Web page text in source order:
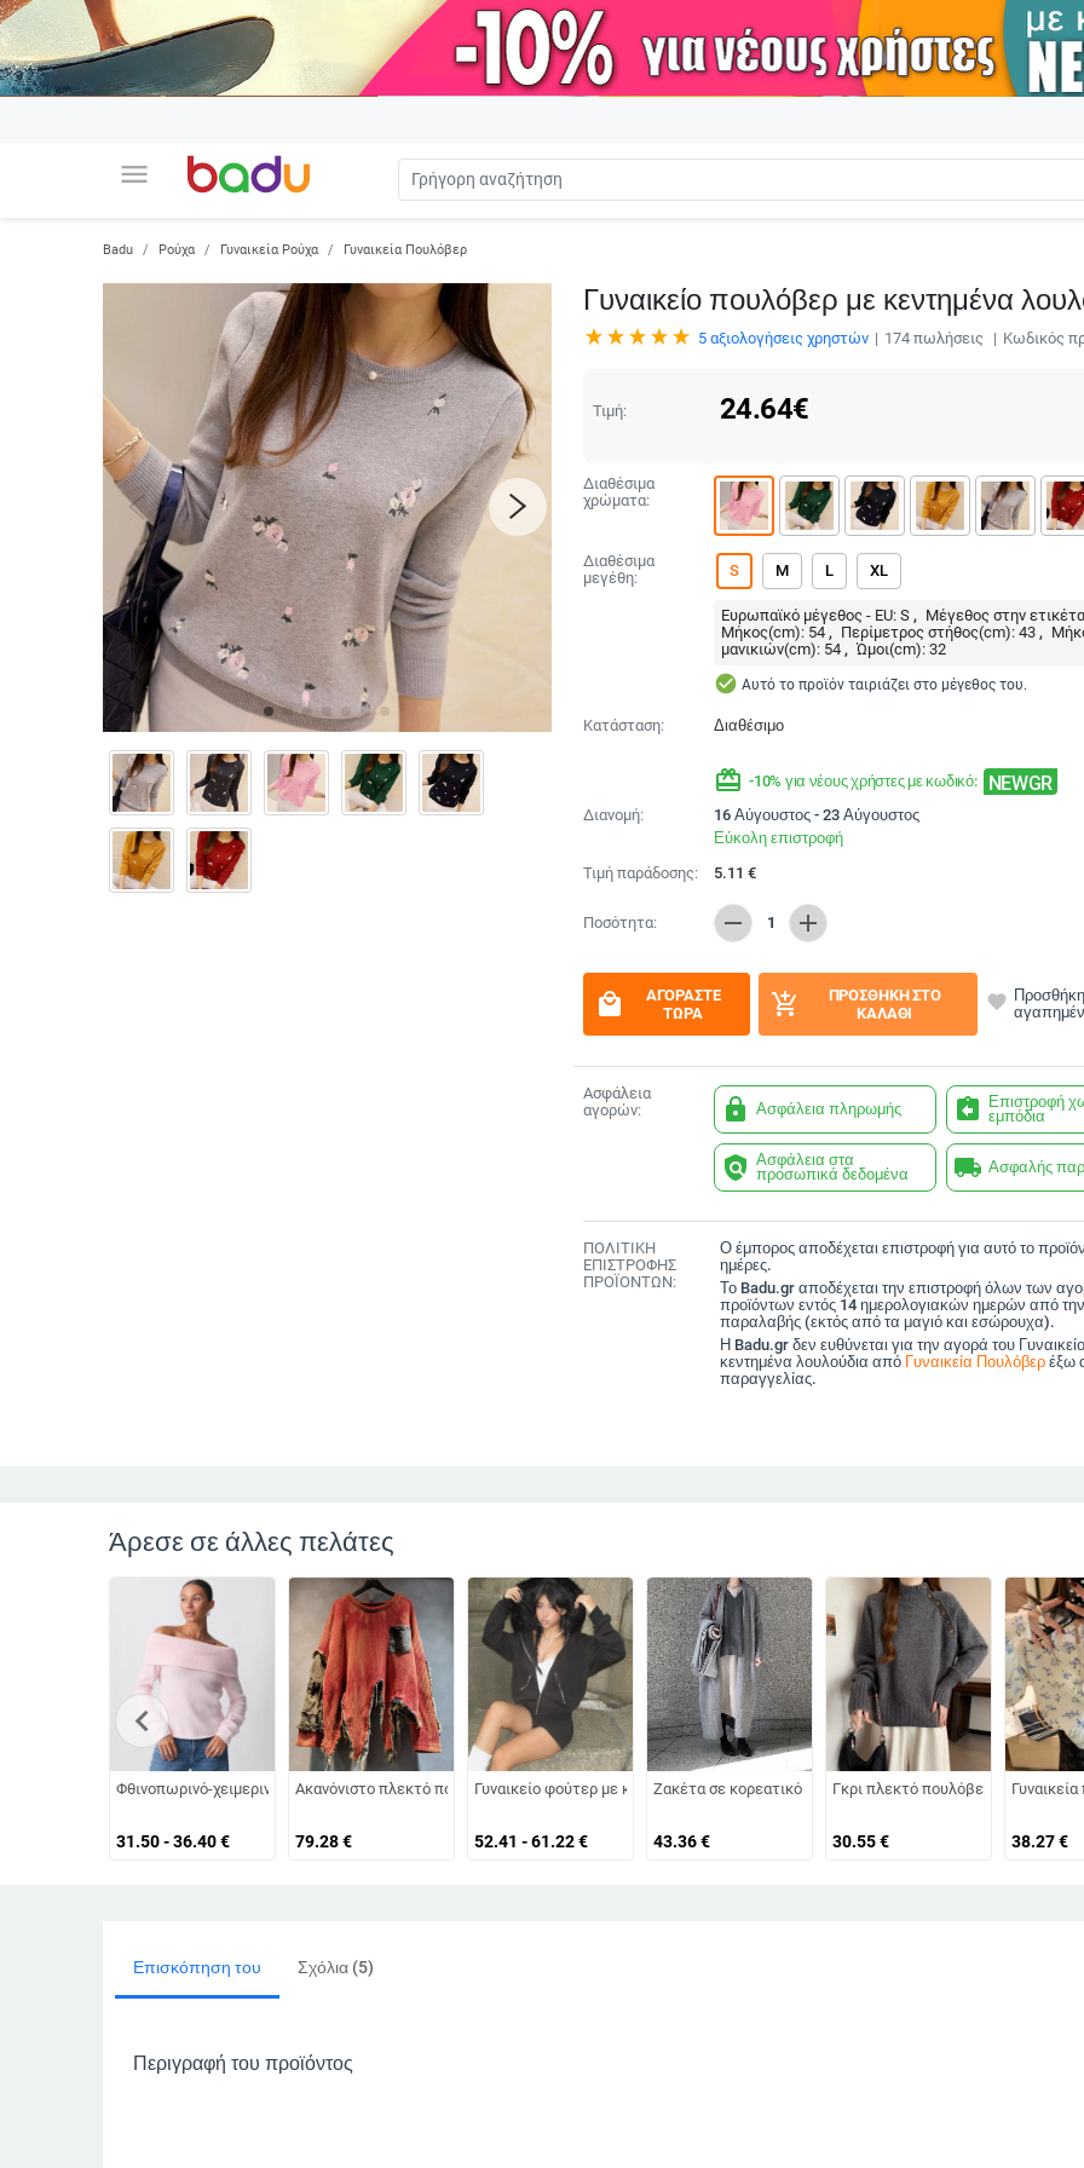
menu
Badu Ρούχα Γυναικεία Ρούχα Γυναικεία Πουλόβερ
Γυναικείο πουλόβερ με κεντημένα
5αξιολογήσεις χρηστών 174πωλήσεις Κωδικός
Τιμή: 24.64€
Διαθέσιμα
χρώματα:
Διαθέσιμα
μεγέθη:
S M L XL
Ευρωπαϊκό μέγεθος - EU: S Μέγεθος στην
Μήκος(cm): 54 Περίμετρος στήθος(cm): 43
μανικιών(cm): 54 Ώμοι(cm): 32
check_circle Αυτό το προϊόν ταιριάζει στο μέγεθος του.
Κατάσταση: Διαθέσιμο
redeem -10% για νέους χρήστες με κωδικό: NEWGR
Διανομή:
16 Αύγουστος - 23 Αύγουστος
Εύκολη επιστροφή
Τιμή παράδοσης:
5.11 €
Ποσότητα: remove 1 add
local_mall
ΑΓΟΡΆΣΤΕ
ΤΏΡΑ
add_shopping_cart
ΠΡΟΣΘΉΚΗ ΣΤΟ
ΚΑΛΆΘΙ
favorite
Ασφάλεια
αγορών:
lock Ασφάλεια πληρωμής assignment_return Επιστροφή
εμπόδια
policy Ασφάλεια στα
προσωπικά δεδομένα
local_shipping Ασφαλής
ΠΟΛΙΤΙΚΗ
ΕΠΙΣΤΡΟΦΗΣ
ΠΡΟΪΟΝΤΩΝ:
Ο έμπορος αποδέχεται επιστροφή για αυτό το
ημέρες.
Το Badu.gr αποδέχεται την επιστροφή όλων των
προϊόντων εντός 14 ημερολογιακών ημερών από
παραλαβής (εκτός από τα μαγιό και εσώρουχα).
Η Badu.gr δεν ευθύνεται για την αγορά του
κεντημένα λουλούδια από Γυναικεία Πουλόβερέξω
παραγγελίας.
Άρεσε σε άλλες πελάτες
Φθινοπωρινό-χειμερινό μονόχρωμο πλεκτό τοπ με έναν ώμο και γιακά τύπου λαπέλ, εφαρμοστό κόψιμο, βασικό layering top
31.50 - 36.40€
Ακανόνιστο πλεκτό πουλόβερ με ται-ντάι βαφή, ρετρό φθορές, μακριά μανίκια, γυναικείο για φθινόπωρο-
79.28€
Γυναικείο φούτερ με κουκούλα και φερμουάρ από βαρύ φλίς, σχέδιο με διαχωρισμένα
52.41 - 61.22€
Ζακέτα σε κορεατικό στυλ για γυναίκες, φαρδιά και άνετη
43.36€
Γκρι πλεκτό πουλόβερ με μισό-
30.55€ 38.27€
chevron_left
Επισκόπηση του Σχόλια (5)
Περιγραφή του προϊόντος